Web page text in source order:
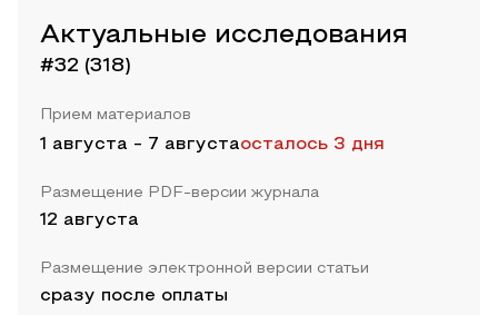
Актуальные исследования
#32 (318)
Прием материалов
1 августа - 7 августаосталось 3 дня
Размещение PDF-версии журнала
12 августа
Размещение электронной версии статьи
сразу после оплаты